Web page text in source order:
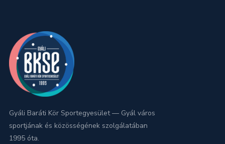
Gyáli Baráti Kör Sportegyesület — Gyál város
sportjának és közösségének szolgálatában
1995 óta.